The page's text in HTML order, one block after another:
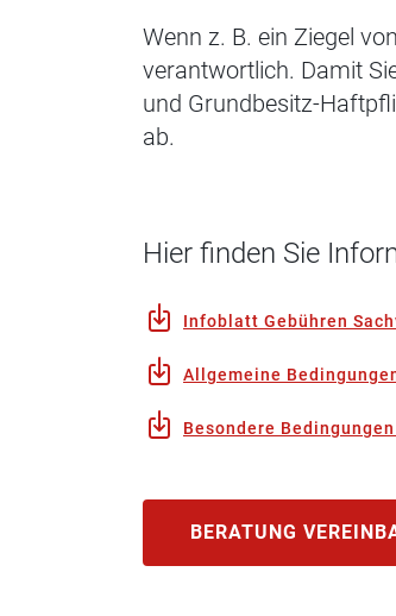
Wenn z. B. ein Ziegel
verantwortlich. Damit
und Grundbesitz-
ab.
Hier finden Sie
Infoblatt Gebühren
Allgemeine
Besondere
BERATUNG